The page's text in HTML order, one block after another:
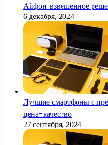
Айфон: взвешенное
6 декабря, 2024
Лучшие смартфоны с
цена-качество
27 сентября, 2024